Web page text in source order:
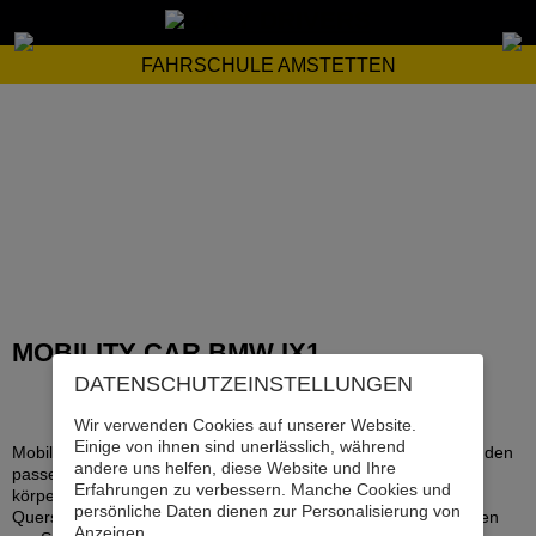
FAHRSCHULE AMSTETTEN
MOBILITY CAR BMW IX1
Mobilität ist ein wichtiges Gut in der heutigen Gesellschaft. Mit den
passenden Umrüstsystemen ist es auch für Menschen mit
körperlicher Beschränkung (einseitigen Lähmungen bis zur
Querschnittslähmung, etc.) möglich, sich ohne Einschränkungen
DATENSCHUTZ­EINSTELLUNGEN
Wir verwenden Cookies auf unserer Website.
Einige von ihnen sind unerlässlich, während
andere uns helfen, diese Website und Ihre
Erfahrungen zu verbessern. Manche Cookies und
persönliche Daten dienen zur Personalisierung von